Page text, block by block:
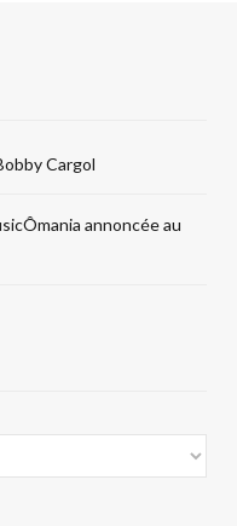
Cargol
annoncée au